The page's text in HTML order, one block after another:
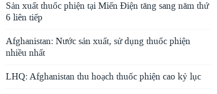
Sản xuất thuốc phiện tại Miến Ðiện tăng sang năm thứ
6 liên tiếp
Afghanistan: Nước sản xuất, sử dụng thuốc phiện
nhiều nhất
LHQ: Afghanistan thu hoạch thuốc phiện cao kỷ lục